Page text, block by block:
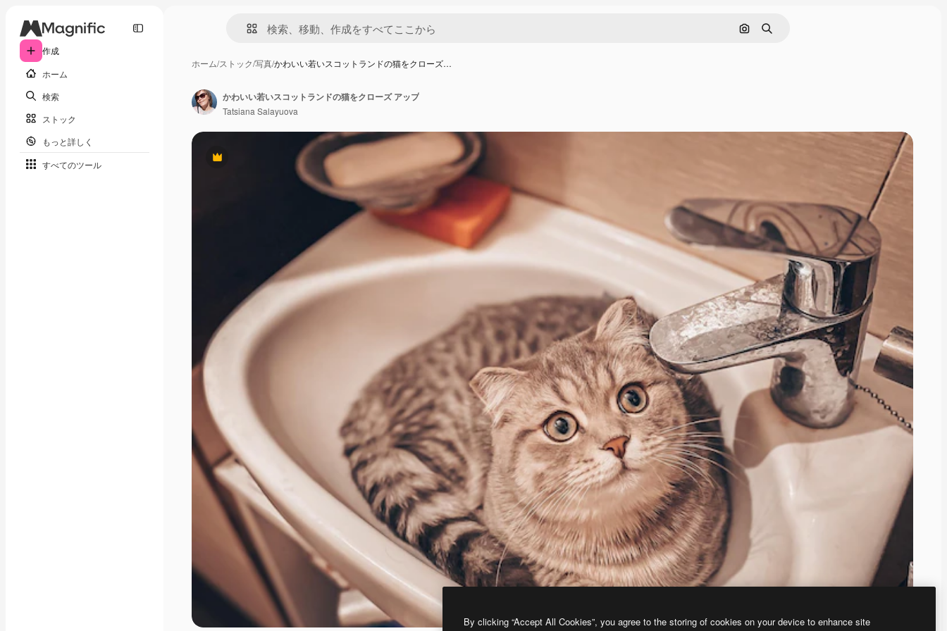
作成
ホーム
検索
ストック
もっと詳しく
すべてのツール
画像で検索
検索
ホーム/ストック/写真/かわいい若いスコットランドの猫をクローズ…
Premium
かわいい若いスコットランドの猫をクローズ アップ
Tatsiana Salayuova
By clicking “Accept All Cookies”, you agree to the storing of cookies on your device to enhance site